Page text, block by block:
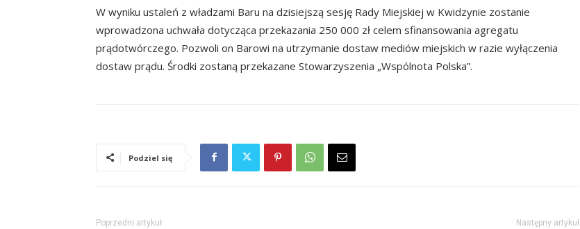
W wyniku ustaleń z władzami Baru na dzisiejszą sesję Rady Miejskiej w Kwidzynie zostanie
wprowadzona uchwała dotycząca przekazania 250 000 zł celem sfinansowania agregatu
prądotwórczego. Pozwoli on Barowi na utrzymanie dostaw mediów miejskich w razie wyłączenia
dostaw prądu. Środki zostaną przekazane Stowarzyszenia „Wspólnota Polska”.
Podziel się
Poprzedni artykuł Następny artykuł